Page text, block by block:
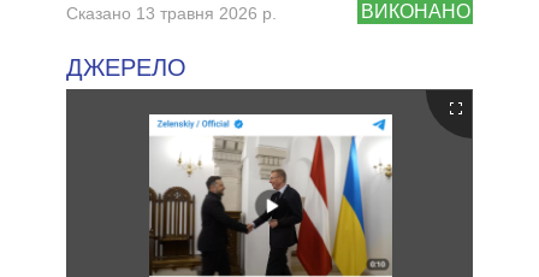
ВИКОНАНО
Сказано 13 травня 2026 р.
ДЖЕРЕЛО